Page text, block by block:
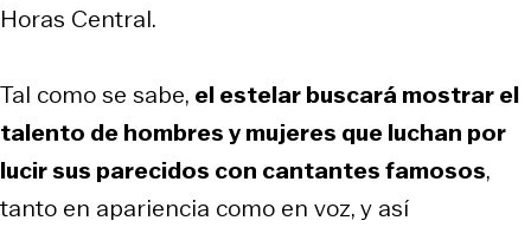
Horas Central.
Tal como se sabe, el estelar buscará mostrar el
talento de hombres y mujeres que luchan por
lucir sus parecidos con cantantes famosos,
tanto en apariencia como en voz, y así